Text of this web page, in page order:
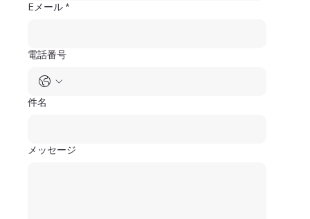
Eメール *
電話番号
件名
メッセージ